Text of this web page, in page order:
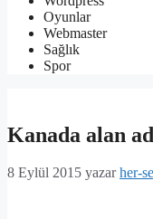
Oyunlar
Webmaster
Sağlık
Spor
Kanada alan
8 Eylül 2015 yazarher-